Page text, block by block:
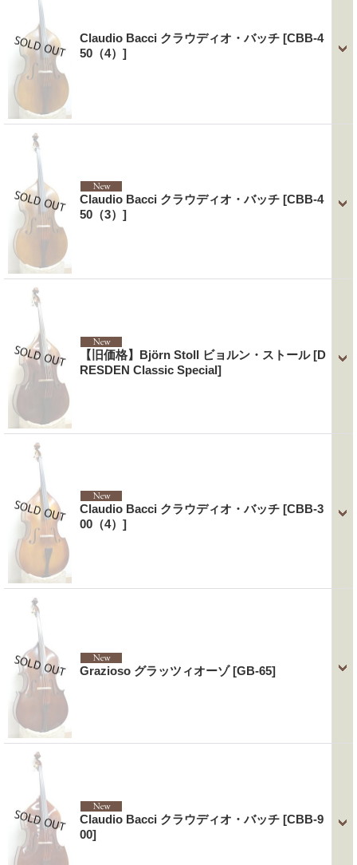
Claudio Bacci クラウディオ・バッチ [CBB-4
50（4）]
Claudio Bacci クラウディオ・バッチ [CBB-4
50（3）]
【旧価格】Björn Stoll ビョルン・ストール[D
RESDEN Classic Special]
Claudio Bacci クラウディオ・バッチ [CBB-3
00（4）]
Grazioso グラッツィオーゾ[GB-65]
Claudio Bacci クラウディオ・バッチ [CBB-9
00]